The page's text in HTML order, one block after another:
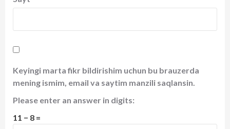
Keyingi marta fikr bildirishim uchun bu brauzerda
mening ismim, email va saytim manzili saqlansin.
Please enter an answer in digits:
11 − 8 =